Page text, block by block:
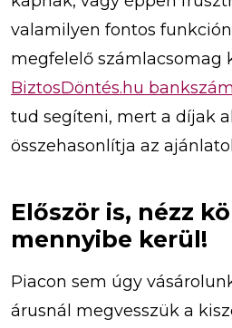
valamilyen fontos
megfelelő számlacsomag
BiztosDöntés.hu
tud segíteni, mert a díjak
összehasonlítja az
Először is, nézz
mennyibe kerül!
Piacon sem úgy
árusnál megvesszük a